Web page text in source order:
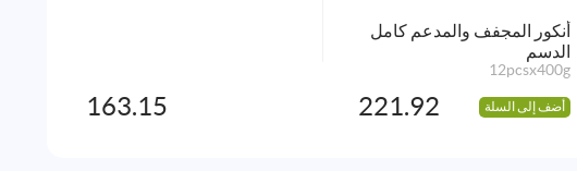
أنكور المجفف والمدعم كامل
الدسم
12pcsx400g
أضف إلى السلة 221.92
163.15